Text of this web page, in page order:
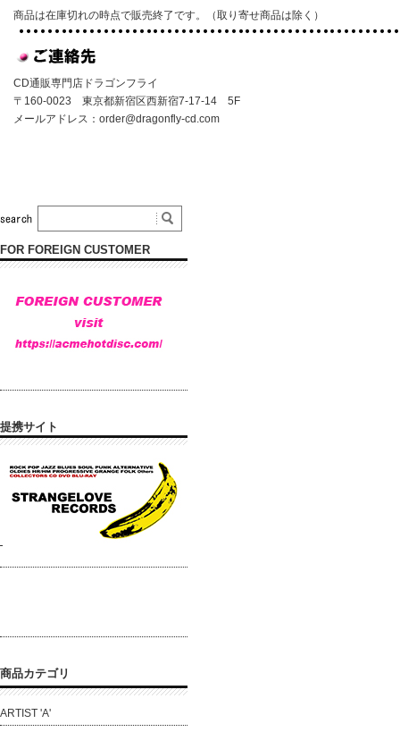
商品は在庫切れの時点で販売終了です。（取り寄せ商品は除く）
CD通販専門店ドラゴンフライ
〒160-0023 東京都新宿区西新宿7-17-14 5F
メールアドレス： order@dragonfly-cd.com
FOR FOREIGN CUSTOMER
提携サイト
商品カテゴリ
ARTIST 'A'